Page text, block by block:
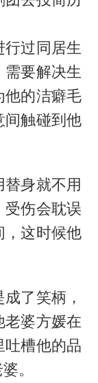
过同居生
要解决生
他的洁癖毛
间触碰到他
身就不用
受伤会耽误
，这时候他
了笑柄，
老婆方媛在
吐槽他的品
。